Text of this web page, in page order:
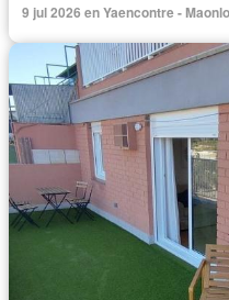
9 jul 2026 en Yaencontre -